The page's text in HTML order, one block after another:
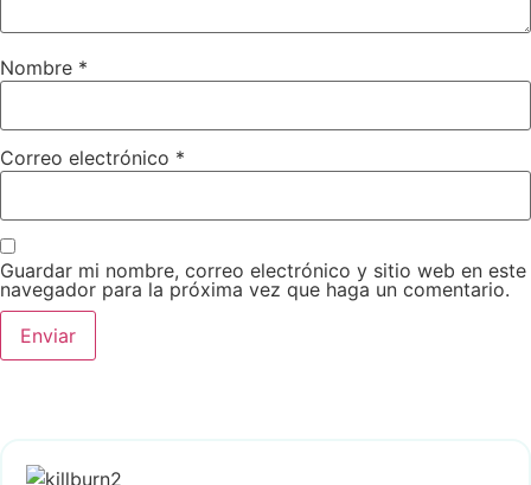
Nombre *
Correo electrónico *
Guardar mi nombre, correo electrónico y sitio web en este
navegador para la próxima vez que haga un comentario.